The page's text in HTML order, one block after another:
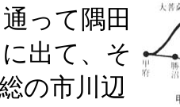
って隅田
に出て、そ
の市川辺